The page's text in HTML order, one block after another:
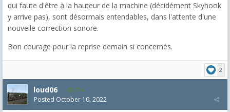
qui faute d'être à la hauteur de la machine (décidément Skyhook
y arrive pas), sont désormais entendables, dans l'attente d'une
nouvelle correction sonore.
Bon courage pour la reprise demain si concernés.
2
loud06 214
Posted October 10, 2022